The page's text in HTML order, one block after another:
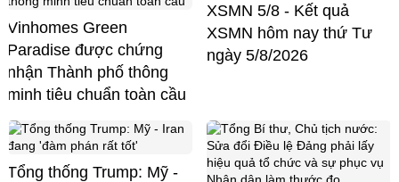
Vinhomes Green
Paradise được chứng
nhận Thành phố thông
minh tiêu chuẩn toàn cầu
XSMN 5/8 - Kết quả
XSMN hôm nay thứ Tư
ngày 5/8/2026
Tổng thống Trump: Mỹ -